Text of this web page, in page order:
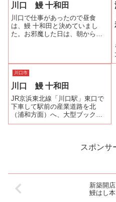
川口 鰻 十和田
川口で仕事があったので昼食
は、鰻 十和田と決めていまし
た。お邪魔した日は、朝から雪
う、「せいろ蒸し」です。タレ
の味のしみたご飯も一緒に蒸し
てあるのでもっちり熱...
川口市
川口 鰻 十和田
JR京浜東北線「川口駅」東口で
下車して駅前の産業道路を北
（浦和方面）へ、大型ブックス
トアの「書泉ブックドーム」を
も…。信号を右折して八間通り
スポンサ
新築開
鰻はし本